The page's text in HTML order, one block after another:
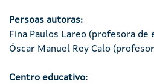
Persoas autoras:
Fina Paulos Lareo (profesora de
Óscar Manuel Rey Calo
Centro educativo: